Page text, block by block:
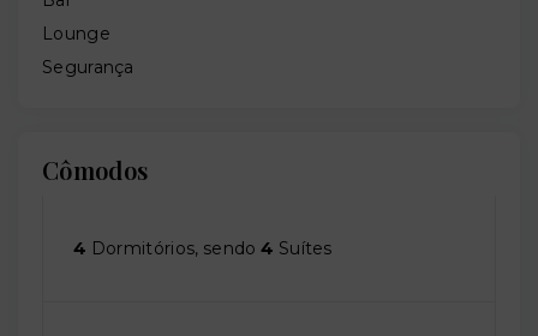
Lounge
Segurança
Cômodos
4 Dormitórios, sendo4 Suítes